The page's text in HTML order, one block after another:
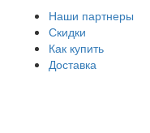
Наши партнеры
Скидки
Как купить
Доставка